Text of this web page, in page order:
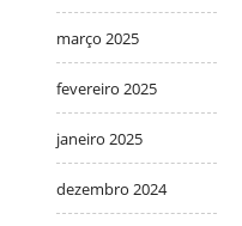
março 2025
fevereiro 2025
janeiro 2025
dezembro 2024